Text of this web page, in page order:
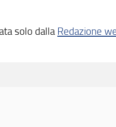
solo dallaRedazione